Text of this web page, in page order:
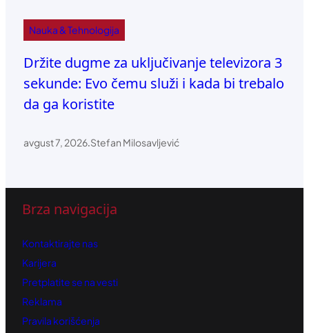
Nauka & Tehnologija
Držite dugme za uključivanje televizora 3
sekunde: Evo čemu služi i kada bi trebalo
da ga koristite
avgust 7, 2026.Stefan Milosavljević
Brza navigacija
Kontaktirajte nas
Karijera
Pretplatite se na vesti
Reklama
Pravila korišćenja